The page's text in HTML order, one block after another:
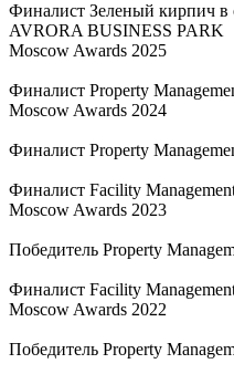
Финалист Зеленый кирпич
AVRORA BUSINESS PARK
Moscow Awards 2025
Финалист Property
Moscow Awards 2024
Финалист Property
Финалист Facility
Moscow Awards 2023
Победитель Property
Финалист Facility
Moscow Awards 2022
Победитель Property